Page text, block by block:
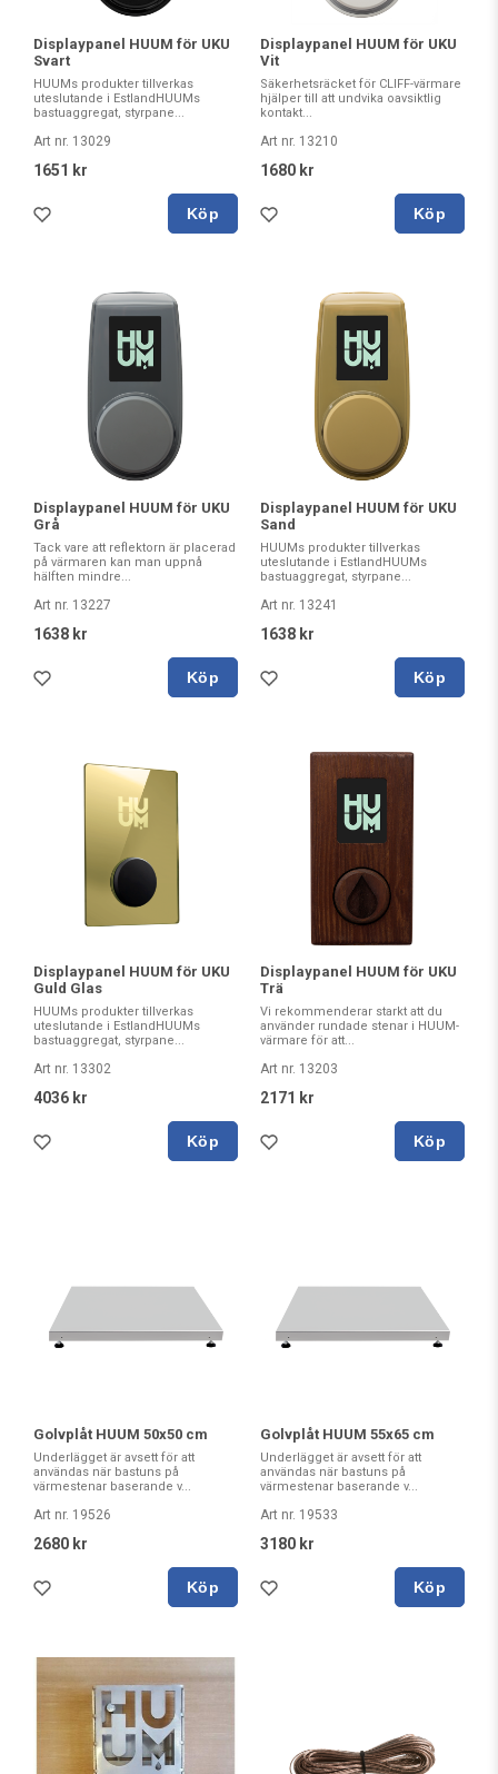
Displaypanel HUUM för UKU
Svart
HUUMs produkter tillverkas
uteslutande i EstlandHUUMs
bastuaggregat, styrpane...
Art nr. 13029
1651 kr
Köp
Displaypanel HUUM för UKU
Vit
Säkerhetsräcket för CLIFF-värmare
hjälper till att undvika oavsiktlig
kontakt...
Art nr. 13210
1680 kr
Köp
Displaypanel HUUM för UKU
Grå
Tack vare att reflektorn är placerad
på värmaren kan man uppnå
hälften mindre...
Art nr. 13227
1638 kr
Köp
Displaypanel HUUM för UKU
Sand
HUUMs produkter tillverkas
uteslutande i EstlandHUUMs
bastuaggregat, styrpane...
Art nr. 13241
1638 kr
Köp
Displaypanel HUUM för UKU
Guld Glas
HUUMs produkter tillverkas
uteslutande i EstlandHUUMs
bastuaggregat, styrpane...
Art nr. 13302
4036 kr
Köp
Displaypanel HUUM för UKU
Trä
Vi rekommenderar starkt att du
använder rundade stenar i HUUM-
värmare för att...
Art nr. 13203
2171 kr
Köp
Golvplåt HUUM 50x50 cm
Underlägget är avsett för att
användas när bastuns på
värmestenar baserande v...
Art nr. 19526
2680 kr
Köp
Golvplåt HUUM 55x65 cm
Underlägget är avsett för att
användas när bastuns på
värmestenar baserande v...
Art nr. 19533
3180 kr
Köp